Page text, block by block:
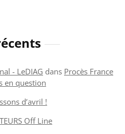
- LeDIAG dans Procès France
en question
d’avril !
Off Line